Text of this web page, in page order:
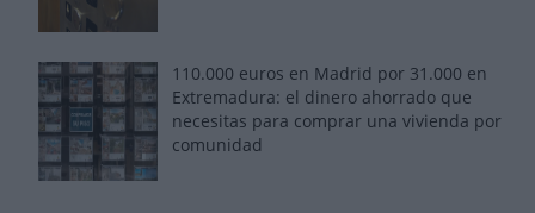
110.000 euros en Madrid por 31.000 en
Extremadura: el dinero ahorrado que
necesitas para comprar una vivienda por
comunidad